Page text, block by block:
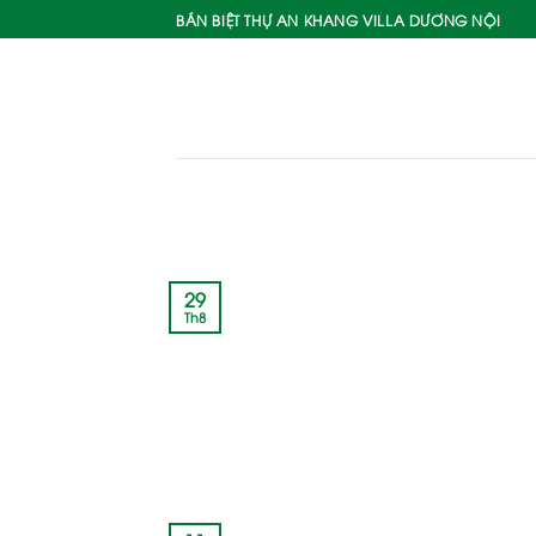
qua
BÁN BIỆT THỰ AN KHANG VILLA DƯƠNG NỘI
29
Th8